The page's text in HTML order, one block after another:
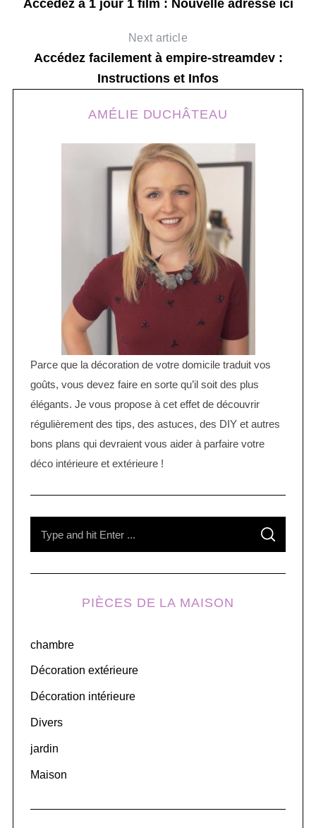
Accédez à 1 jour 1 film : Nouvelle adresse ici
Next article
Accédez facilement à empire-streamdev :
Instructions et Infos
AMÉLIE DUCHÂTEAU
Parce que la décoration de votre domicile traduit vos
goûts, vous devez faire en sorte qu’il soit des plus
élégants. Je vous propose à cet effet de découvrir
régulièrement des tips, des astuces, des DIY et autres
bons plans qui devraient vous aider à parfaire votre
déco intérieure et extérieure !
f
o
:
S
A
C
PIÈCES DE LA MAISON
chambre
Décoration extérieure
Décoration intérieure
Divers
jardin
Maison